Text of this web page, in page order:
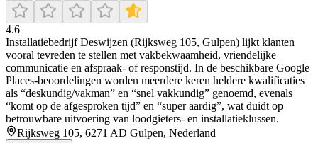
4.6
Installatiebedrijf Deswijzen (Rijksweg 105, Gulpen) lijkt klanten
vooral tevreden te stellen met vakbekwaamheid, vriendelijke
communicatie en afspraak- of responstijd. In de beschikbare Google
Places-beoordelingen worden meerdere keren heldere kwalificaties
als “deskundig/vakman” en “snel vakkundig” genoemd, evenals
“komt op de afgesproken tijd” en “super aardig”, wat duidt op
betrouwbare uitvoering van loodgieters- en installatieklussen.
Rijksweg 105, 6271 AD Gulpen, Nederland